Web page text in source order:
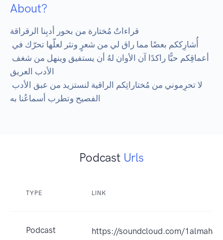
About?
قراءاتٌ مُختارة من بحور أدبِنا الرقراقة
الأدب العريق
الفصيح وتطرب أسماعُنا به
Podcast Urls
TYPE LINK
Podcast https://soundcloud.com/1almaha1